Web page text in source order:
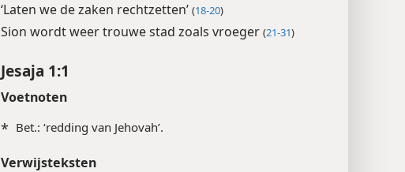
‘Laten we de zaken rechtzetten’ (18-20)
Sion wordt weer trouwe stad zoals vroeger (21-31)
Jesaja 1:1
Voetnoten
* Bet.: ‘redding van Jehovah’.
Verwijsteksten